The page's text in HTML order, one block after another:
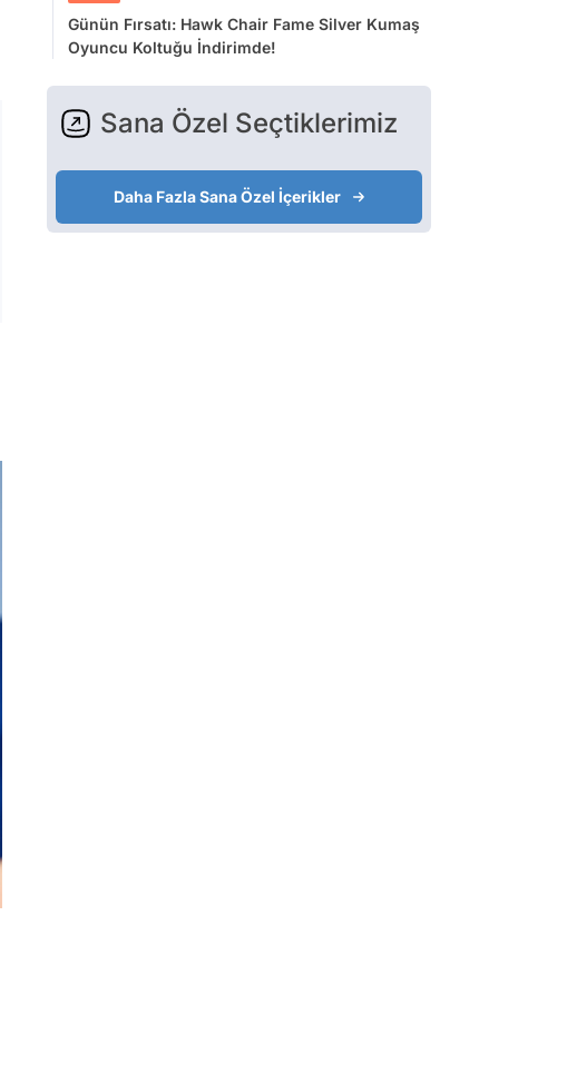
Günün Fırsatı: Hawk Chair Fame Silver Kumaş
Oyuncu Koltuğu İndirimde!
Sana Özel Seçtiklerimiz
Daha Fazla Sana Özel İçerikler